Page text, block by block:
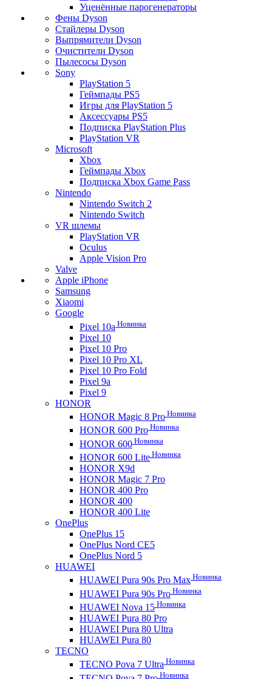
Уценённые парогенераторы
Фены Dyson
Стайлеры Dyson
Выпрямители Dyson
Очистители Dyson
Пылесосы Dyson
Sony
PlayStation 5
Геймпады PS5
Игры для PlayStation 5
Аксессуары PS5
Подписка PlayStation Plus
PlayStation VR
Microsoft
Xbox
Геймпады Xbox
Подписка Xbox Game Pass
Nintendo
Nintendo Switch 2
Nintendo Switch
VR шлемы
PlayStation VR
Oculus
Apple Vision Pro
Valve
Apple iPhone
Samsung
Xiaomi
Google
Pixel 10a Новинка
Pixel 10
Pixel 10 Pro
Pixel 10 Pro XL
Pixel 10 Pro Fold
Pixel 9a
Pixel 9
HONOR
HONOR Magic 8 Pro Новинка
HONOR 600 Pro Новинка
HONOR 600 Новинка
HONOR 600 Lite Новинка
HONOR X9d
HONOR Magic 7 Pro
HONOR 400 Pro
HONOR 400
HONOR 400 Lite
OnePlus
OnePlus 15
OnePlus Nord CE5
OnePlus Nord 5
HUAWEI
HUAWEI Pura 90s Pro Max Новинка
HUAWEI Pura 90s Pro Новинка
HUAWEI Nova 15 Новинка
HUAWEI Pura 80 Pro
HUAWEI Pura 80 Ultra
HUAWEI Pura 80
TECNO
TECNO Pova 7 Ultra Новинка
Новинка